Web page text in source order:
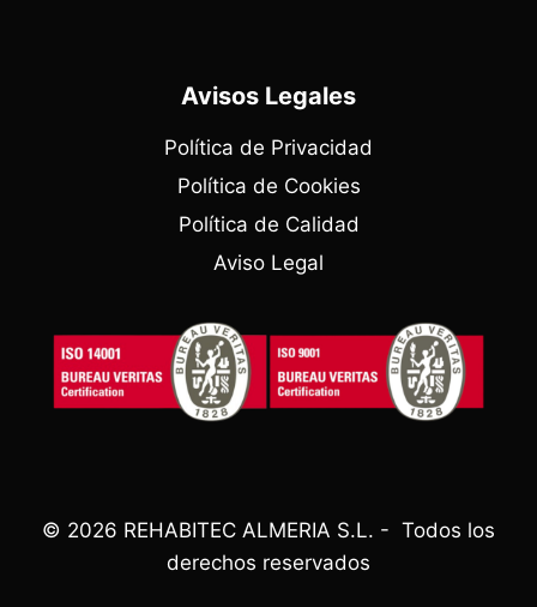
Avisos Legales
Política de Privacidad
Política de Cookies
Política de Calidad
Aviso Legal
© 2026 REHABITEC ALMERIA S.L. - Todos los
derechos reservados